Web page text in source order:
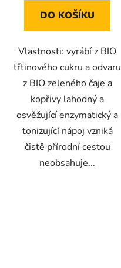
z
DO KOŠÍKU
Vlastnosti: vyrábí z BIO
třtinového cukru a odvaru
z BIO zeleného čaje a
kopřivy lahodný a
osvěžující enzymatický a
tonizující nápoj vzniká
čistě přírodní cestou
neobsahuje...